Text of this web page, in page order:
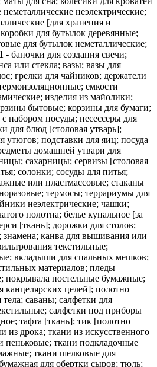
неэлектрические;
[для хранения и
для бутылок деревянные;
для бутылок неметаллические;
- баночки для создания свечи;
или стекла; вазы; вазы для
грелки для чайников; держатели
емкости
изделия из майолики;
бытовые; корзины для бумаги;
набором посуды; несессеры для
блюд [столовая утварь];
утюгов; подставки для яиц; посуда
домашней утвари для
сахарницы; сервизы [столовая
солонки; сосуды для питья;
или пластмассовые; стаканы
термосы; террариумы для
неэлектрические; чашки;
полотна; белье купальное [за
[ткань]; дорожки для столов;
знамена; канва для вышивания или
текстильные;
вкладыши для спальных мешков;
материалов; пледы
покрывала постельные бумажные;
канцелярских целей]; полотно
саваны; салфетки для
салфетки под приборы
тафта [ткань]; тик [полотно
из дрока; ткани из искусственного
пеньковые; ткани подкладочные
ткани шелковые для
для обертки сыров; тюль;